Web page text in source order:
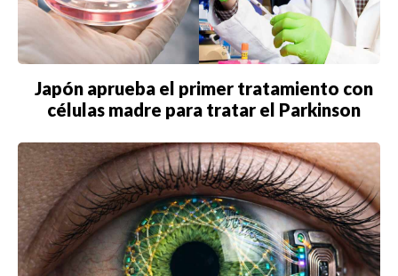
Japón aprueba el primer tratamiento con
células madre para tratar el Parkinson